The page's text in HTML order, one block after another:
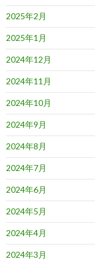
2025年2月
2025年1月
2024年12月
2024年11月
2024年10月
2024年9月
2024年8月
2024年7月
2024年6月
2024年5月
2024年4月
2024年3月